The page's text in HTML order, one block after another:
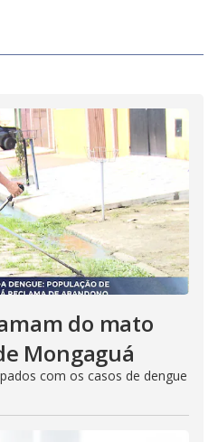
do mato
Mongaguá
com os casos de dengue